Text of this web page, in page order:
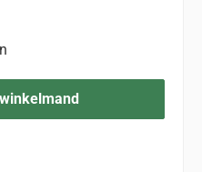
of gebruik de knoppen om de